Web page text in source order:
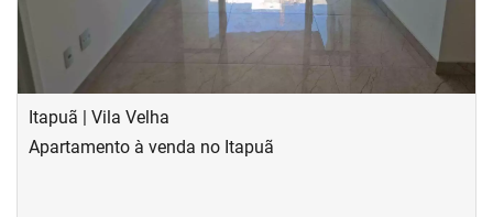
Itapuã | Vila Velha
Apartamento à venda no Itapuã